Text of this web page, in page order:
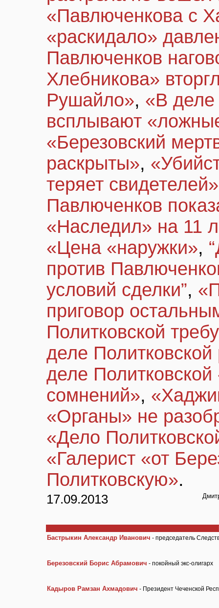
«Павлюченкова с
«раскидало»
Павлюченков
Хлебникова»
Рушайло», «В деле
всплывают
«Березовский
раскрыты»,
теряет свидетелей»
Павлюченков
«Наследил» на 11
«Цена «наружки»,
против
условий сделки”,
приговор
Политковской
деле
деле Политковской
сомнений»,
«Органы» не
«Дело
«Галерист «от
Политковскую».
17.09.2013
Бастрыкин Александр Иванович - председатель
Березовский Борис Абрамович - покойный экс-олигарх
Кадыров Рамзан Ахмадович - Президент Чеченской